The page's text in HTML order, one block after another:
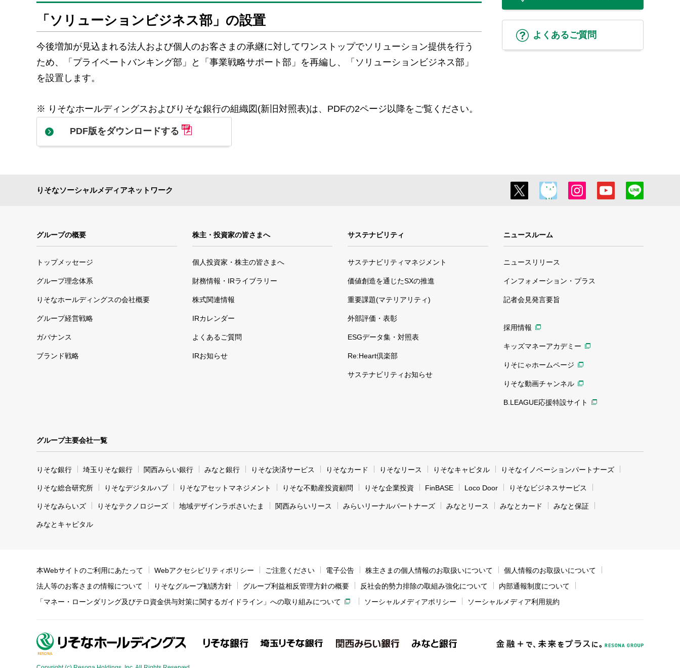
「ソリューションビジネス部」の設置
今後増加が見込まれる法人および個人のお客さまの承継に対してワンストップでソリューション提供を行う
ため、「プライベートバンキング部」と「事業戦略サポート部」を再編し、「ソリューションビジネス部」
を設置します。
※ りそなホールディングスおよびりそな銀行の組織図(新旧対照表)は、PDFの2ページ以降をご覧ください。
PDF版をダウンロードする
よくあるご質問
りそなソーシャルメディアネットワーク
グループの概要
トップメッセージ
グループ理念体系
りそなホールディングスの会社概要
グループ経営戦略
ガバナンス
ブランド戦略
株主・投資家の皆さまへ
個人投資家・株主の皆さまへ
財務情報・IRライブラリー
株式関連情報
IRカレンダー
よくあるご質問
IRお知らせ
サステナビリティ
サステナビリティマネジメント
価値創造を通じたSXの推進
重要課題(マテリアリティ)
外部評価・表彰
ESGデータ集・対照表
Re:Heart倶楽部
サステナビリティお知らせ
ニュースルーム
ニュースリリース
インフォメーション・プラス
記者会見発言要旨
採用情報
キッズマネーアカデミー
りそにゃホームページ
りそな動画チャンネル
B.LEAGUE応援特設サイト
グループ主要会社一覧
りそな銀行 埼玉りそな銀行 関西みらい銀行 みなと銀行 りそな決済サービス りそなカード りそなリース りそなキャピタル りそなイノベーションパートナーズ
りそな総合研究所 りそなデジタルハブ りそなアセットマネジメント りそな不動産投資顧問 りそな企業投資 FinBASE Loco Door りそなビジネスサービス
りそなみらいズ りそなテクノロジーズ 地域デザインラボさいたま 関西みらいリース みらいリーナルパートナーズ みなとリース みなとカード みなと保証
みなとキャピタル
本Webサイトのご利用にあたって Webアクセシビリティポリシー ご注意ください 電子公告 株主さまの個人情報のお取扱いについて
個人情報のお取扱いについて
法人等のお客さまの情報について
りそなグループ勧誘方針 グループ利益相反管理方針の概要 反社会的勢力排除の取組み強化について
内部通報制度について
「マネー・ローンダリング及びテロ資金供与対策に関するガイドライン」への取り組みについて
ソーシャルメディアポリシー ソーシャルメディア利用規約